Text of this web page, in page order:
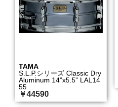
TAMA
S.L.P.シリーズ Classic Dry
Aluminum 14”x5.5” LAL14
55
￥44590